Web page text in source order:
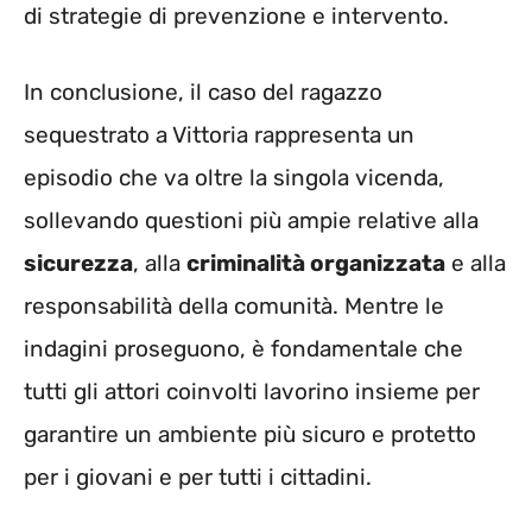
di strategie di prevenzione e intervento.
In conclusione, il caso del ragazzo
sequestrato a Vittoria rappresenta un
episodio che va oltre la singola vicenda,
sollevando questioni più ampie relative alla
sicurezza, alla criminalità organizzata e alla
responsabilità della comunità. Mentre le
indagini proseguono, è fondamentale che
tutti gli attori coinvolti lavorino insieme per
garantire un ambiente più sicuro e protetto
per i giovani e per tutti i cittadini.